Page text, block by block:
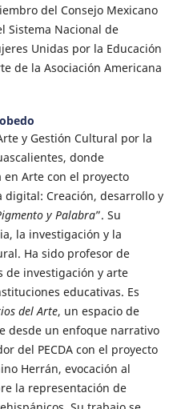
del Consejo Mexicano
Sistema Nacional de
Unidas por la Educación
de la Asociación Americana
y Gestión Cultural por la
donde
Arte con el proyecto
digital: Creación, desarrollo y
y Palabra”. Su
la investigación y la
Ha sido profesor de
de investigación y arte
educativas. Es
del Arte, un espacio de
desde un enfoque narrativo
del PECDA con el proyecto
Herrán, evocación al
la representación de